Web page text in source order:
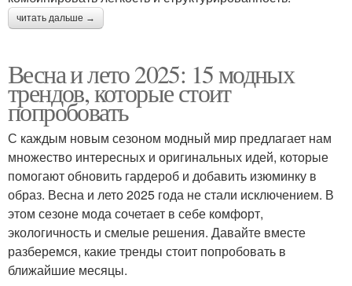
читать дальше →
Весна и лето 2025: 15 модных
трендов, которые стоит
попробовать
С каждым новым сезоном модный мир предлагает нам
множество интересных и оригинальных идей, которые
помогают обновить гардероб и добавить изюминку в
образ. Весна и лето 2025 года не стали исключением. В
этом сезоне мода сочетает в себе комфорт,
экологичность и смелые решения. Давайте вместе
разберемся, какие тренды стоит попробовать в
ближайшие месяцы.